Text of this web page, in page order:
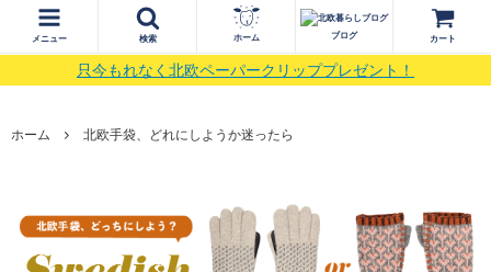
只今もれなく北欧ペーパークリッププレゼント！
メニュー 検索 ホーム ブログ カート
ホーム 北欧手袋、どれにしようか迷ったら